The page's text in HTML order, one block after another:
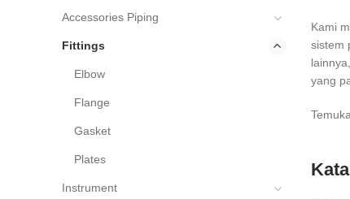
Accessories Piping
Fittings
Elbow
Flange
Gasket
Plates
Instrument
Kami
sistem
yang